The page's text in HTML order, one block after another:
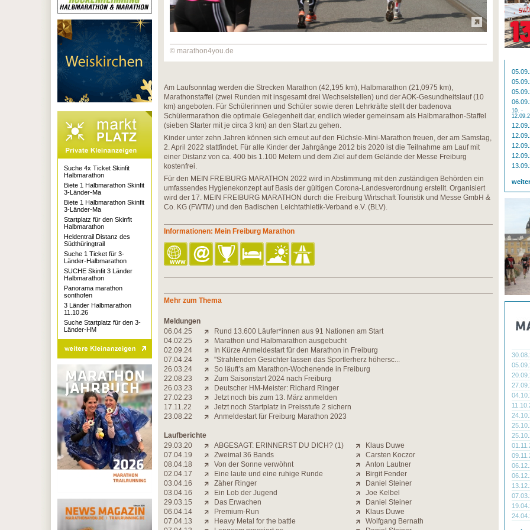
© marathon4you.de
Am Laufsonntag werden die Strecken Marathon (42,195 km), Halbmarathon (21,0975 km),
Marathonstaffel (zwei Runden mit insgesamt drei Wechselstellen) und der AOK-Gesundheitslauf (10
km) angeboten. Für Schülerinnen und Schüler sowie deren Lehrkräfte stellt der badenova
Schülermarathon die optimale Gelegenheit dar, endlich wieder gemeinsam als Halbmarathon-Staffel
(sieben Starter mit je circa 3 km) an den Start zu gehen.
Kinder unter zehn Jahren können sich erneut auf den Füchsle-Mini-Marathon freuen, der am Samstag,
2. April 2022 stattfindet. Für alle Kinder der Jahrgänge 2012 bis 2020 ist die Teilnahme am Lauf mit
einer Distanz von ca. 400 bis 1.100 Metern und dem Ziel auf dem Gelände der Messe Freiburg
kostenfrei.
Für den MEIN FREIBURG MARATHON 2022 wird in Abstimmung mit den zuständigen Behörden ein
umfassendes Hygienekonzept auf Basis der gültigen Corona-Landesverordnung erstellt. Organisiert
wird der 17. MEIN FREIBURG MARATHON durch die Freiburg Wirtschaft Touristik und Messe GmbH &
Co. KG (FWTM) und den Badischen Leichtathletik-Verband e.V. (BLV).
Informationen: Mein Freiburg Marathon
Mehr zum Thema
Meldungen
06.04.25
Rund 13.600 Läufer*innen aus 91 Nationen am Start
04.02.25
Marathon und Halbmarathon ausgebucht
02.09.24
In Kürze Anmeldestart für den Marathon in Freiburg
07.04.24
''Strahlenden Gesichter lassen das Sportlerherz höhersc...
26.03.24
So läuft’s am Marathon-Wochenende in Freiburg
22.08.23
Zum Saisonstart 2024 nach Freiburg
26.03.23
Deutscher HM-Meister: Richard Ringer
27.02.23
Jetzt noch bis zum 13. März anmelden
17.11.22
Jetzt noch Startplatz in Preisstufe 2 sichern
23.08.22
Anmeldestart für Freiburg Marathon 2023
Laufberichte
29.03.20
ABGESAGT: ERINNERST DU DICH? (1)
Klaus Duwe
07.04.19
Zweimal 36 Bands
Carsten Koczor
08.04.18
Von der Sonne verwöhnt
Anton Lautner
02.04.17
Eine laute und eine ruhige Runde
Birgit Fender
03.04.16
Zäher Ringer
Daniel Steiner
03.04.16
Ein Lob der Jugend
Joe Kelbel
29.03.15
Das Erwachen
Daniel Steiner
06.04.14
Premium-Run
Klaus Duwe
07.04.13
Heavy Metal for the battle
Wolfgang Bernath
10. -
Suche 4x Ticket Skinfit
Halbmarathon
Biete 1 Halbmarathon Skinfit
3-Länder-Ma
Biete 1 Halbmarathon Skinfit
3-Länder-Ma
Startplatz für den Skinfit
Halbmarathon
Heldentrail Distanz des
Südthüringtrail
Suche 1 Ticket für 3-
Länder-Halbmarathon
SUCHE Skinfit 3 Länder
Halbmarathon
Panorama marathon
sonthofen
3 Länder Halbmarathon
11.10.26
Suche Startplatz für den 3-
Länder-HM